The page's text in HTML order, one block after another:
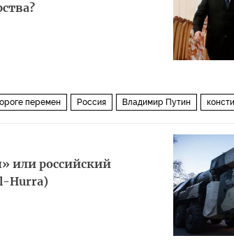
перемен Россия Владимир Путин
или российский
Hurra)